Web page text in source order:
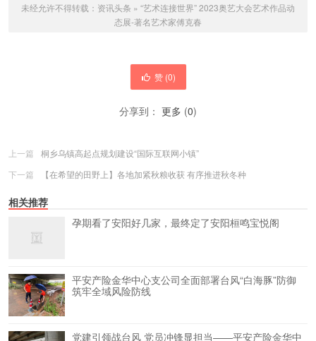
未经允许不得转载： 资讯头条 » “艺术连接世界” 2023奥艺大会艺术作品动
态展-著名艺术家傅克春
赞 (0)
分享到： 更多 (0)
上一篇
桐乡乌镇高起点规划建设“国际互联网小镇”
下一篇
【在希望的田野上】各地加紧秋粮收获 有序推进秋冬种
相关推荐
孕期看了安阳好几家，最终定了安阳桓鸣宝悦阁
平安产险金华中心支公司全面部署台风“白海豚”防御
筑牢全域风险防线
党建引领战台风 党员冲锋显担当——平安产险金华中